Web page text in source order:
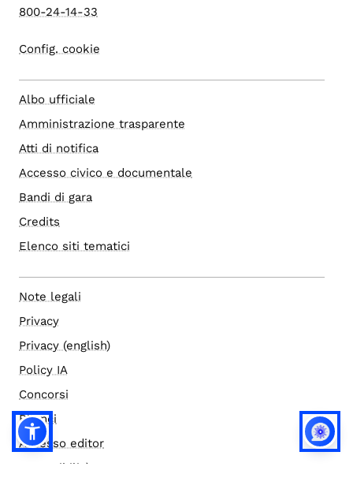
800-24-14-33
Config. cookie
Albo ufficiale
Amministrazione trasparente
Atti di notifica
Accesso civico e documentale
Bandi di gara
Credits
Elenco siti tematici
Note legali
Privacy
Privacy (english)
Policy IA
Concorsi
Bilanci
Accesso editor
Accessibilità